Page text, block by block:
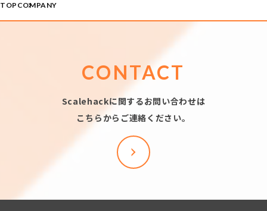
TOP COMPANY
CONTACT
Scalehackに関するお問い合わせは
こちらからご連絡ください。